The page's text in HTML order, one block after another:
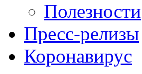
Полезности
Пресс-релизы
Коронавирус